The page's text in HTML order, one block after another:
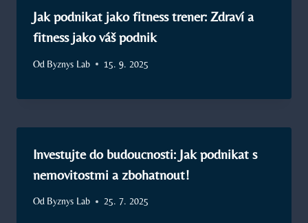
Jak podnikat jako fitness trener: Zdraví a
fitness jako váš podnik
Od Byznys Lab 15. 9. 2025
Investujte do budoucnosti: Jak podnikat s
nemovitostmi a zbohatnout!
Od Byznys Lab 25. 7. 2025